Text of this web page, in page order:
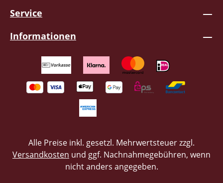
Service
Informationen
Alle Preise inkl. gesetzl. Mehrwertsteuer zzgl.
Versandkosten und ggf. Nachnahmegebühren, wenn
nicht anders angegeben.